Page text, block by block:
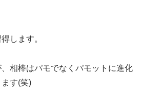
します。
相棒はパモでなくパモットに進化
す(笑)